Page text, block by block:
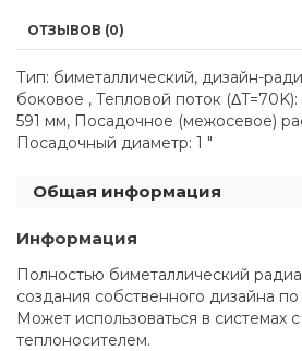
ОТЗЫВОВ (0)
Тип: биметаллический, дизайн-
боковое , Тепловой поток
591 мм, Посадочное (межосевое)
Посадочный диаметр: 1 "
Общая информация
Информация
Полностью биметаллический
создания собственного дизайна
Может использоваться в системах
теплоносителем.